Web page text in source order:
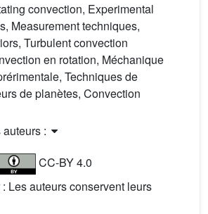
convection, Experimental
Measurement techniques,
Turbulent convection
en rotation, Méchanique
Techniques de
de planètes, Convection
:
CC-BY 4.0
Les auteurs conservent leurs